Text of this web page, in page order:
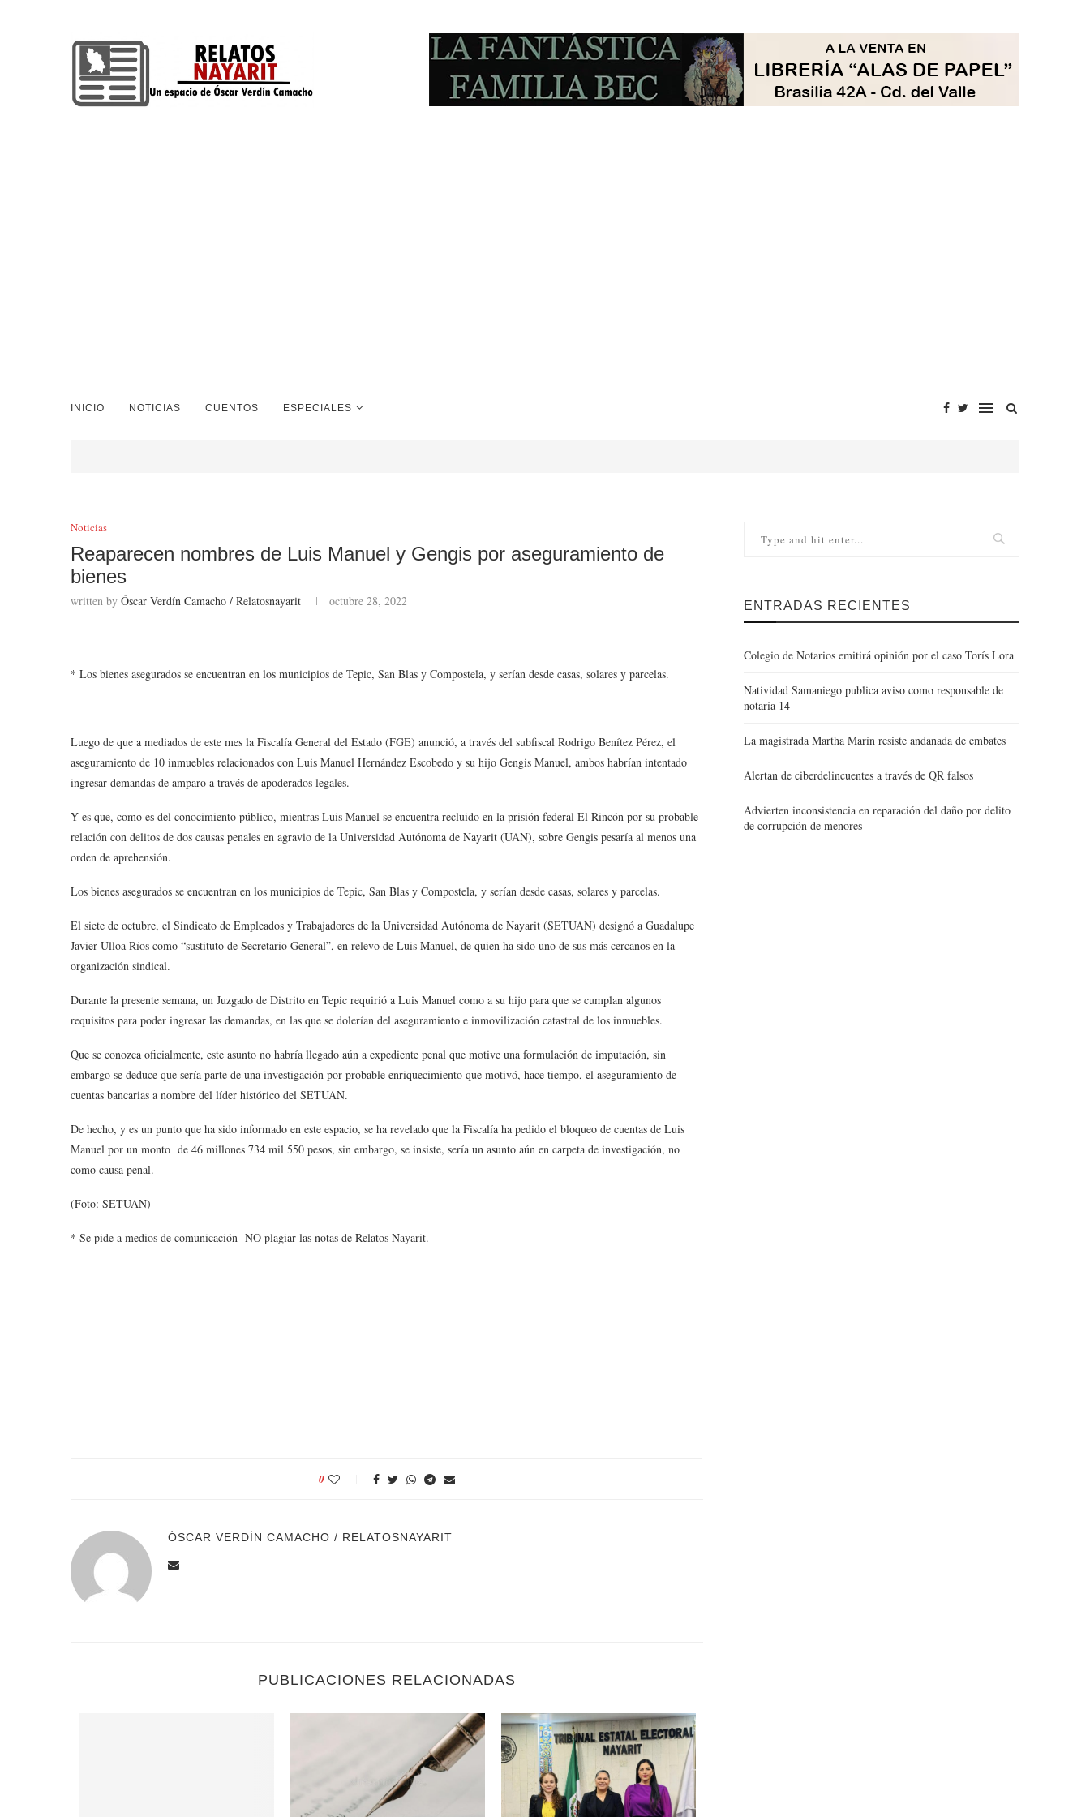
INICIO NOTICIAS CUENTOS ESPECIALES
Noticias
Reaparecen nombres de Luis Manuel y Gengis por aseguramiento de
bienes
written by Óscar Verdín Camacho / Relatosnayarit octubre 28, 2022
* Los bienes asegurados se encuentran en los municipios de Tepic, San Blas y Compostela, y serían desde casas, solares y parcelas.
Luego de que a mediados de este mes la Fiscalía General del Estado (FGE) anunció, a través del subfiscal Rodrigo Benítez Pérez, el
aseguramiento de 10 inmuebles relacionados con Luis Manuel Hernández Escobedo y su hijo Gengis Manuel, ambos habrían intentado
ingresar demandas de amparo a través de apoderados legales.
Y es que, como es del conocimiento público, mientras Luis Manuel se encuentra recluido en la prisión federal El Rincón por su probable
relación con delitos de dos causas penales en agravio de la Universidad Autónoma de Nayarit (UAN), sobre Gengis pesaría al menos una
orden de aprehensión.
Los bienes asegurados se encuentran en los municipios de Tepic, San Blas y Compostela, y serían desde casas, solares y parcelas.
El siete de octubre, el Sindicato de Empleados y Trabajadores de la Universidad Autónoma de Nayarit (SETUAN) designó a Guadalupe
Javier Ulloa Ríos como “sustituto de Secretario General”, en relevo de Luis Manuel, de quien ha sido uno de sus más cercanos en la
organización sindical.
Durante la presente semana, un Juzgado de Distrito en Tepic requirió a Luis Manuel como a su hijo para que se cumplan algunos
requisitos para poder ingresar las demandas, en las que se dolerían del aseguramiento e inmovilización catastral de los inmuebles.
Que se conozca oficialmente, este asunto no habría llegado aún a expediente penal que motive una formulación de imputación, sin
embargo se deduce que sería parte de una investigación por probable enriquecimiento que motivó, hace tiempo, el aseguramiento de
cuentas bancarias a nombre del líder histórico del SETUAN.
De hecho, y es un punto que ha sido informado en este espacio, se ha revelado que la Fiscalía ha pedido el bloqueo de cuentas de Luis
Manuel por un monto de 46 millones 734 mil 550 pesos, sin embargo, se insiste, sería un asunto aún en carpeta de investigación, no
como causa penal.
(Foto: SETUAN)
* Se pide a medios de comunicación NO plagiar las notas de Relatos Nayarit.
0
ÓSCAR VERDÍN CAMACHO / RELATOSNAYARIT
PUBLICACIONES RELACIONADAS
ENTRADAS RECIENTES
Colegio de Notarios emitirá opinión por el caso Torís Lora
Natividad Samaniego publica aviso como responsable de
notaría 14
La magistrada Martha Marín resiste andanada de embates
Alertan de ciberdelincuentes a través de QR falsos
Advierten inconsistencia en reparación del daño por delito
de corrupción de menores